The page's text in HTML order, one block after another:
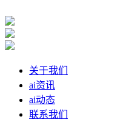
关于我们
ai资讯
ai动态
联系我们